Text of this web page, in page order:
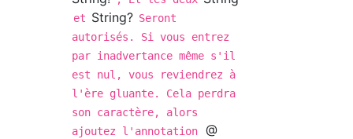
et String? Seront
autorisés. Si vous entrez
par inadvertance même s'il
est nul, vous reviendrez à
l'ère gluante. Cela perdra
son caractère, alors
ajoutez l'annotation
@